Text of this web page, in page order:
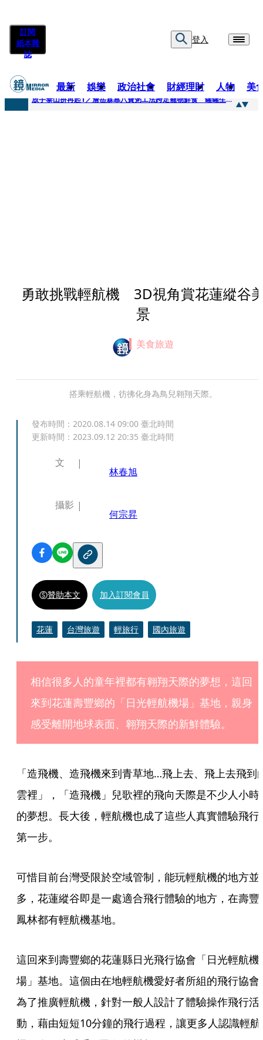
訂閱
紙本雜
誌
登入
最新 娛樂 政治社會 財經理財 人物 美
快訊
放手泰山拚再起1／詹岳霖靠八寶粥工法跨足寵物鮮食 罐罐生產前先請「叼嘴王后」試吃
勇敢挑戰輕航機 3D視角賞花蓮縱谷
景
美食旅遊
搭乘輕航機，彷彿化身為鳥兒翱翔天際。
發布時間： 2020.08.14 09:00 臺北時間
更新時間： 2023.09.12 20:35 臺北時間
文
林春旭
攝影
何宗昇
贊助本文 加入訂閱會員
花蓮 台灣旅遊 輕旅行 國內旅遊
相信很多人的童年裡都有翱翔天際的夢想，這回
來到花蓮壽豐鄉的「日光輕航機場」基地，親身
感受離開地球表面、翱翔天際的新鮮體驗。
「造飛機、造飛機來到青草地…飛上去、飛上去飛到
雲裡」，「造飛機」兒歌裡的飛向天際是不少人小時
的夢想。長大後，輕航機也成了這些人真實體驗飛行
第一步。
可惜目前台灣受限於空域管制，能玩輕航機的地方並
多，花蓮縱谷即是一處適合飛行體驗的地方，在壽豐
鳳林都有輕航機基地。
這回來到壽豐鄉的花蓮縣日光飛行協會「日光輕航機
場」基地。這個由在地輕航機愛好者所組的飛行協會
為了推廣輕航機，針對一般人設計了體驗操作飛行活
動，藉由短短10分鐘的飛行過程，讓更多人認識輕航